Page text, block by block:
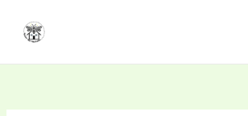
contenu